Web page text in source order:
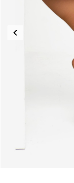
Poprzedni
keyboard_arrow_left